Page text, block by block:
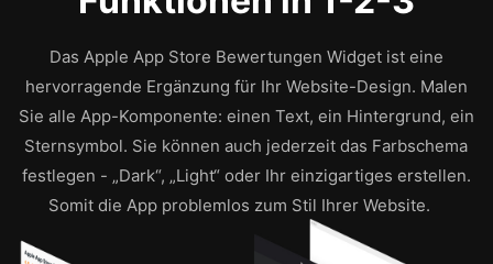
Das Apple App Store Bewertungen Widget ist eine
hervorragende Ergänzung für Ihr Website-Design. Malen
Sie alle App-Komponente: einen Text, ein Hintergrund, ein
Sternsymbol. Sie können auch jederzeit das Farbschema
festlegen - „Dark“, „Light“ oder Ihr einzigartiges erstellen.
Somit die App problemlos zum Stil Ihrer Website.